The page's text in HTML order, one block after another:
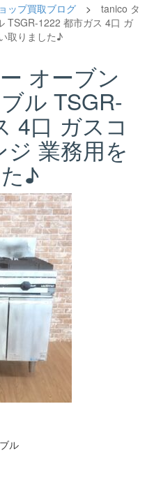
ップ買取ブログ > tanico タ
TSGR-1222 都市ガス 4口 ガ
取りました♪
オーブン
ル TSGR-
4口 ガスコ
業務用を
♪
ル